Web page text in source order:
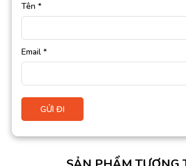
Tên *
Email *